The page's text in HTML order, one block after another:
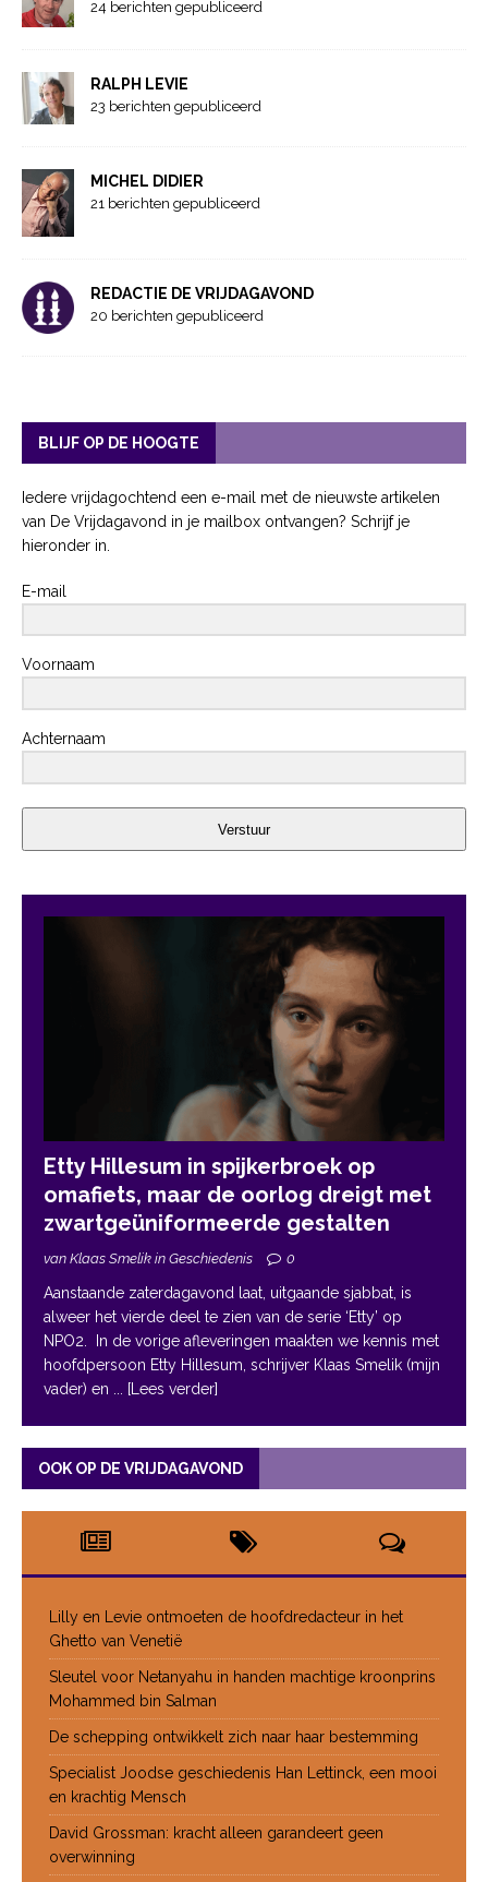
24 berichten gepubliceerd
RALPH LEVIE
23 berichten gepubliceerd
MICHEL DIDIER
21 berichten gepubliceerd
REDACTIE DE VRIJDAGAVOND
20 berichten gepubliceerd
BLIJF OP DE HOOGTE
Iedere vrijdagochtend een e-mail met de nieuwste artikelen
van De Vrijdagavond in je mailbox ontvangen? Schrijf je
hieronder in.
E-mail
Voornaam
Achternaam
Verstuur
Etty Hillesum in spijkerbroek op
omafiets, maar de oorlog dreigt met
zwartgeüniformeerde gestalten
van Klaas Smelik in Geschiedenis 0
Aanstaande zaterdagavond laat, uitgaande sjabbat, is
alweer het vierde deel te zien van de serie ‘Etty’ op
NPO2. In de vorige afleveringen maakten we kennis met
hoofdpersoon Etty Hillesum, schrijver Klaas Smelik (mijn
vader) en
... [Lees verder]
OOK OP DE VRIJDAGAVOND
Lilly en Levie ontmoeten de hoofdredacteur in het
Ghetto van Venetië
Sleutel voor Netanyahu in handen machtige kroonprins
Mohammed bin Salman
De schepping ontwikkelt zich naar haar bestemming
Specialist Joodse geschiedenis Han Lettinck, een mooi
en krachtig Mensch
David Grossman: kracht alleen garandeert geen
overwinning